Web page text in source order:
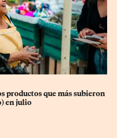
productos que más subieron
en julio